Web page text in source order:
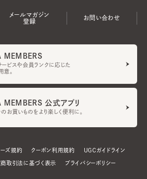
メールマガジン
登録
お問い合わせ
MEMBERS
ービスや会員ランクに応じた
意。
MEMBERS 公式アプリ
お買いものをより楽しく便利に。
ーズ規約 クーポン利用規約 UGCガイドライン
取引法に基づく表示 プライバシーポリシー